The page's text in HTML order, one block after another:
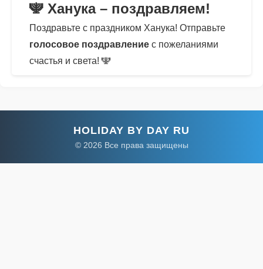
🕎 Ханука – поздравляем!
Поздравьте с праздником Ханука! Отправьте
голосовое поздравление с пожеланиями
счастья и света! 🕎
HOLIDAY BY DAY RU
© 2026 Все права защищены